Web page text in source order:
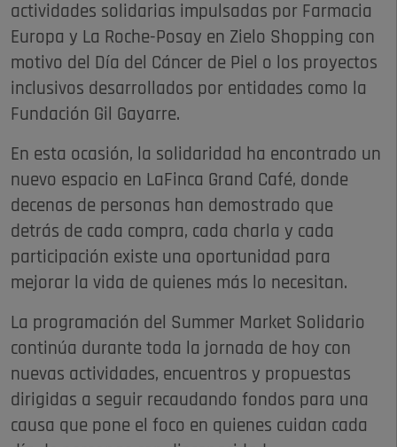
actividades solidarias impulsadas por Farmacia
Europa y La Roche-Posay en Zielo Shopping con
motivo del Día del Cáncer de Piel o los proyectos
inclusivos desarrollados por entidades como la
Fundación Gil Gayarre.
En esta ocasión, la solidaridad ha encontrado un
nuevo espacio en LaFinca Grand Café, donde
decenas de personas han demostrado que
detrás de cada compra, cada charla y cada
participación existe una oportunidad para
mejorar la vida de quienes más lo necesitan.
La programación del Summer Market Solidario
continúa durante toda la jornada de hoy con
nuevas actividades, encuentros y propuestas
dirigidas a seguir recaudando fondos para una
causa que pone el foco en quienes cuidan cada